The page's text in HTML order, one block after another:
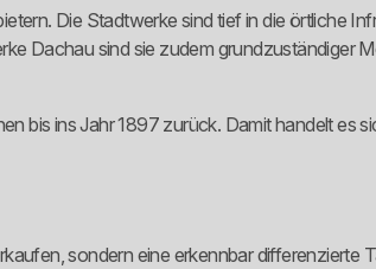
Die Stadtwerke sind tief in die örtliche
Dachau sind sie zudem grundzuständiger
bis ins Jahr 1897 zurück. Damit handelt es
sondern eine erkennbar differenzierte